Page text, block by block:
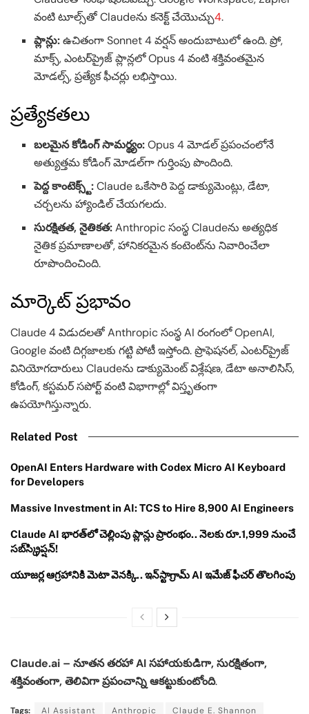
వంటి టూల్స్‌తో Claudeను కనెక్ట్ చేయొచ్చు4.
ప్లాన్లు:ఉచితంగా Sonnet 4 వర్షన్ అందుబాటులో ఉంది. ప్రో,
మాక్స్, ఎంటర్‌ప్రైజ్ ప్లాన్లలో Opus 4 వంటి శక్తివంతమైన
మోడల్స్, ప్రత్యేక ఫీచర్లు లభిస్తాయి.
ప్రత్యేకతలు
బలమైన కోడింగ్ సామర్థ్యం:Opus 4 మోడల్ ప్రపంచంలోనే
అత్యుత్తమ కోడింగ్ మోడల్‌గా గుర్తింపు పొందింది.
పెద్ద కాంటెక్స్ట్:Claude ఒకేసారి పెద్ద డాక్యుమెంట్లు, డేటా,
చర్చలను హ్యాండిల్ చేయగలదు.
సురక్షితత, నైతికత:Anthropic సంస్థ Claudeను అత్యధిక
నైతిక ప్రమాణాలతో, హానికరమైన కంటెంట్‌ను నివారించేలా
రూపొందించింది.
మార్కెట్ ప్రభావం
Claude 4 విడుదలతో Anthropic సంస్థ AI రంగంలో OpenAI,
Google వంటి దిగ్గజాలకు గట్టి పోటీ ఇస్తోంది. ప్రొఫెషనల్, ఎంటర్‌ప్రైజ్
వినియోగదారులు Claudeను డాక్యుమెంట్ విశ్లేషణ, డేటా అనాలిసిస్,
కోడింగ్, కస్టమర్ సపోర్ట్ వంటి విభాగాల్లో విస్తృతంగా
ఉపయోగిస్తున్నారు.
Related Post
OpenAI Enters Hardware with Codex Micro AI Keyboard
for Developers
Massive Investment in AI: TCS to Hire 8,900 AI Engineers
Claude AI భారత్‌లో చెల్లింపు ప్లాన్లు ప్రారంభం.. నెలకు రూ.1,999 నుంచే
సబ్‌స్క్రిప్షన్!
యూజర్ల ఆగ్రహానికి మెటా వెనక్కి.. ఇన్‌స్టాగ్రామ్ AI ఇమేజ్ ఫీచర్ తొలగింపు
Claude.ai – నూతన తరహా AI సహాయకుడిగా, సురక్షితంగా,
శక్తివంతంగా, తెలివిగా ప్రపంచాన్ని ఆకట్టుకుంటోంది.
Tags: AI Assistant Anthropic Claude E. Shannon